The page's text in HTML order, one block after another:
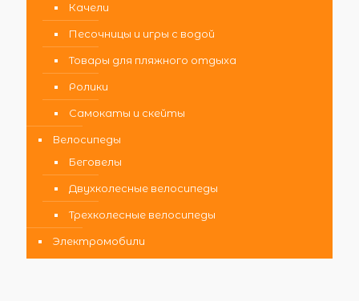
Качели
Песочницы и игры с водой
Товары для пляжного отдыха
Ролики
Самокаты и скейты
Велосипеды
Беговелы
Двухколесные велосипеды
Трехколесные велосипеды
Электромобили